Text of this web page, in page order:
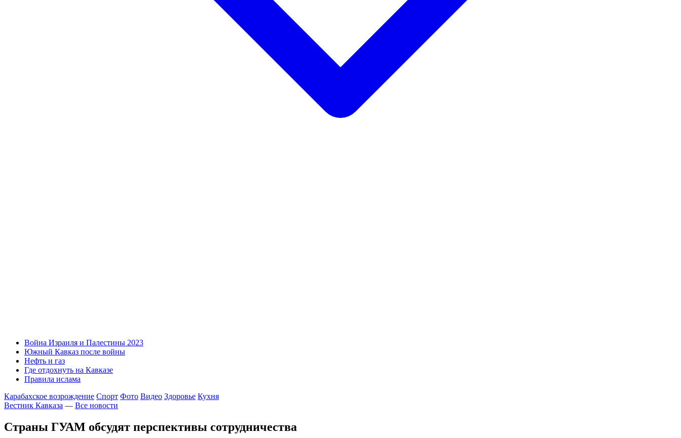
Война Израиля и Палестины 2023
Южный Кавказ после войны
Нефть и газ
Где отдохнуть на Кавказе
Правила ислама
Карабахское возрождение Спорт Фото Видео Здоровье Кухня
Вестник Кавказа — Все новости
Страны ГУАМ обсудят перспективы сотрудничества